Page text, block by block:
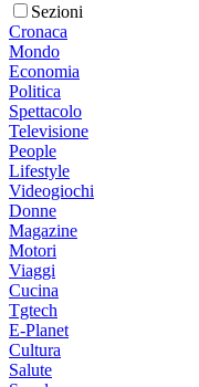
Sezioni
Cronaca
Mondo
Economia
Politica
Spettacolo
Televisione
People
Lifestyle
Videogiochi
Donne
Magazine
Motori
Viaggi
Cucina
Tgtech
E-Planet
Cultura
Salute